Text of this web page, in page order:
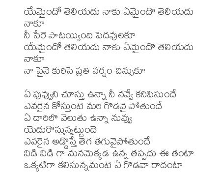
యేమైందో తెలియదు నాకు ఏమైందొ తెలియదు
నాకూ
నీ పేరె పాటయ్యింది పెదవులకూ
యేమైందో తెలియదు నాకు ఏమైందొ తెలియదు
నాకూ
నా పైనె కురిసె ప్రతి వర్షం చిన్సుకూ
ఏ పువ్వుని చూస్తు ఉన్నా నీ నవ్వే కనిపిసుందే
ఎవరైన కోస్తుంటె మరి గొడవై పోతుందే
ఏ దారిలొ వెలుతు ఉన్నా నువ్వు
యెదురొస్తున్నట్టుందె
ఎవరైన అడ్డొస్తే తెగ తగువైపోతుందే
విడి విడి గా మనమెక్కడ ఉన్న తప్పదు ఈ తంటా
ఒక్కటిగా కలిసున్నమంటె ఏ గొడవా రాదంటా